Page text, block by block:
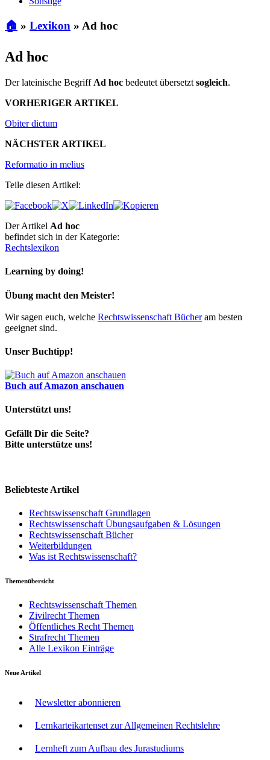
🏠 » Lexikon » Ad hoc
Ad hoc
Der lateinische Begriff Ad hoc bedeutet übersetzt sogleich.
VORHERIGER ARTIKEL
Obiter dictum
NÄCHSTER ARTIKEL
Reformatio in melius
Teile diesen Artikel:
Der Artikel Ad hoc
befindet sich in der Kategorie:
Rechtslexikon
Learning by doing!
Übung macht den Meister!
Wir sagen euch, welche Rechtswissenschaft Bücheram besten
geeignet sind.
Unser Buchtipp!
Buch auf Amazon anschauen
Unterstützt uns!
Gefällt Dir die Seite?
Bitte unterstütze uns!
Beliebteste Artikel
Rechtswissenschaft Grundlagen
Rechtswissenschaft Übungsaufgaben & Lösungen
Rechtswissenschaft Bücher
Weiterbildungen
Was ist Rechtswissenschaft?
Themenübersicht
Rechtswissenschaft Themen
Zivilrecht Themen
Öffentliches Recht Themen
Strafrecht Themen
Alle Lexikon Einträge
Neue Artikel
Newsletter abonnieren
Lernkarteikartenset zur Allgemeinen Rechtslehre
Lernheft zum Aufbau des Jurastudiums